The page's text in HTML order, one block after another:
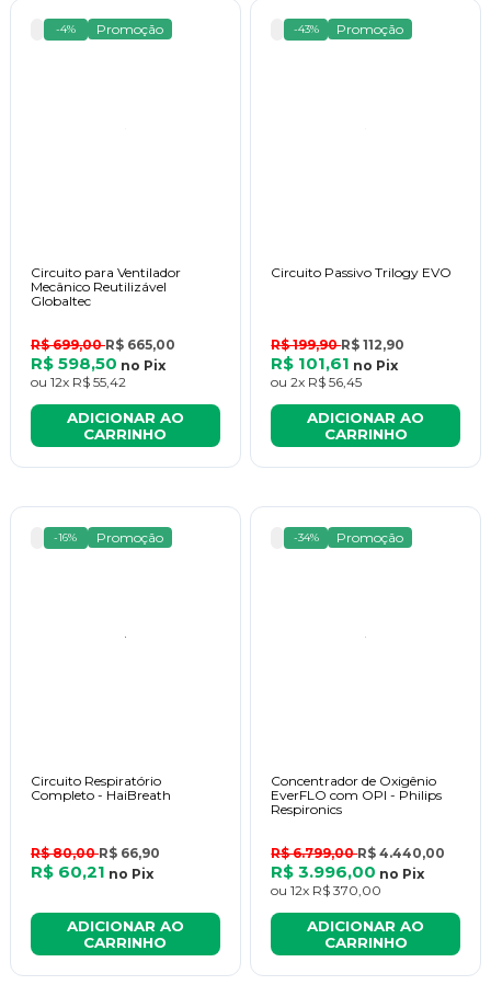
-4% Promoção
Circuito para Ventilador
Mecânico Reutilizável
Globaltec
R$ 699,00R$ 665,00
R$ 598,50 no Pix
ou 12x R$ 55,42
ADICIONAR AO
CARRINHO
-43% Promoção
Circuito Passivo Trilogy EVO
R$ 199,90R$ 112,90
R$ 101,61 no Pix
ou 2x R$ 56,45
ADICIONAR AO
CARRINHO
-16% Promoção
Circuito Respiratório
Completo - HaiBreath
R$ 80,00R$ 66,90
R$ 60,21 no Pix
ADICIONAR AO
CARRINHO
-34% Promoção
Concentrador de Oxigênio
EverFLO com OPI - Philips
Respironics
R$ 6.799,00R$ 4.440,00
R$ 3.996,00 no Pix
ou 12x R$ 370,00
ADICIONAR AO
CARRINHO